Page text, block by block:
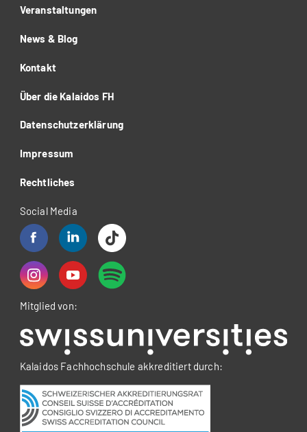
Veranstaltungen
News & Blog
Kontakt
Über die Kalaidos FH
Datenschutzerklärung
Impressum
Rechtliches
Social Media
Mitglied von:
Kalaidos Fachhochschule akkreditiert durch: